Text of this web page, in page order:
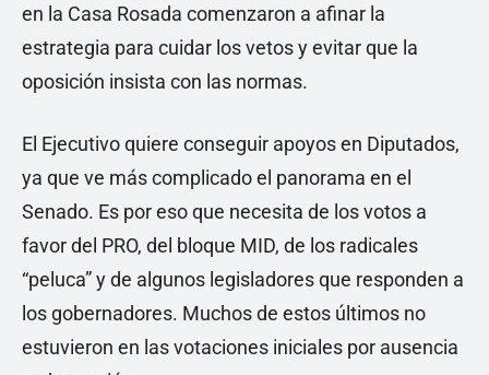
en la Casa Rosada comenzaron a afinar la
estrategia para cuidar los vetos y evitar que la
oposición insista con las normas.
El Ejecutivo quiere conseguir apoyos en Diputados,
ya que ve más complicado el panorama en el
Senado. Es por eso que necesita de los votos a
favor del PRO, del bloque MID, de los radicales
“peluca” y de algunos legisladores que responden a
los gobernadores. Muchos de estos últimos no
estuvieron en las votaciones iniciales por ausencia